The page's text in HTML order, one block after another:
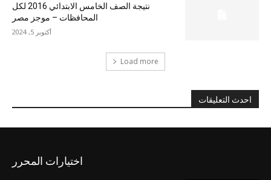
نتيجة الصف الخامس الابتدائي 2016 لكل
المحافظات – موجز مصر
أكتوبر 5, 2024
Load more
احدث التعليقات
اختيارات المحرر